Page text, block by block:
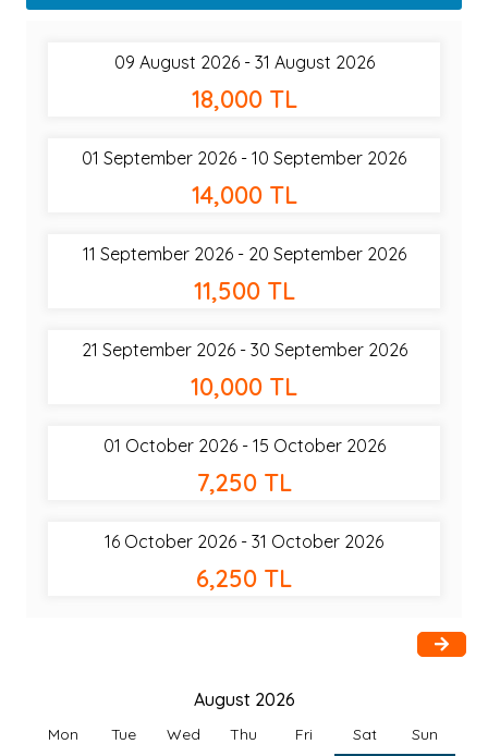
09 August 2026 - 31 August 2026
18,000 TL
01 September 2026 - 10 September 2026
14,000 TL
11 September 2026 - 20 September 2026
11,500 TL
21 September 2026 - 30 September 2026
10,000 TL
01 October 2026 - 15 October 2026
7,250 TL
16 October 2026 - 31 October 2026
6,250 TL
August 2026
Mon Tue Wed Thu Fri Sat
Sun